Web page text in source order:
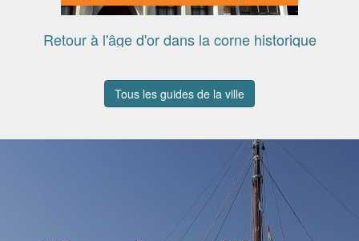
Retour à l'âge d'or dans la corne historique
Tous les guides de la ville